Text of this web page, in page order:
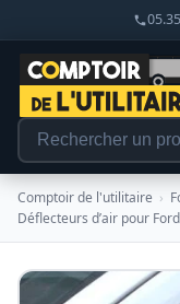
Comptoir de l'utilitaire ›
Déflecteurs d’air pour